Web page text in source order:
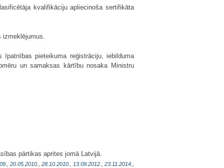
kvalifikāciju apliecinoša sertifikāta
izmeklējumus.
pieteikuma reģistrāciju, iebilduma
un samaksas kārtību nosaka Ministru
pārtikas aprites jomā Latvijā.
, 20.05.2010., 28.10.2010., 13.09.2012.,23.11.2014.,